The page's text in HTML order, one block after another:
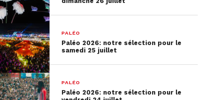
PALÉO
Paléo 2026: notre sélection pour le
samedi 25 juillet
PALÉO
Paléo 2026: notre sélection pour le